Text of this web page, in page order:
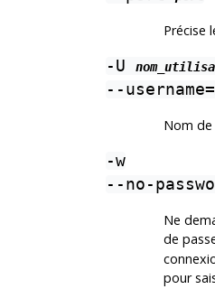
Précise
-U
--username=
Nom
-w
--no-
Ne
de
pour